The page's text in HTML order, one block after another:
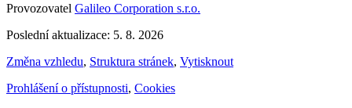
Provozovatel Galileo Corporation s.r.o.
Poslední aktualizace: 5. 8. 2026
Změna vzhledu, Struktura stránek, Vytisknout
Prohlášení o přístupnosti, Cookies